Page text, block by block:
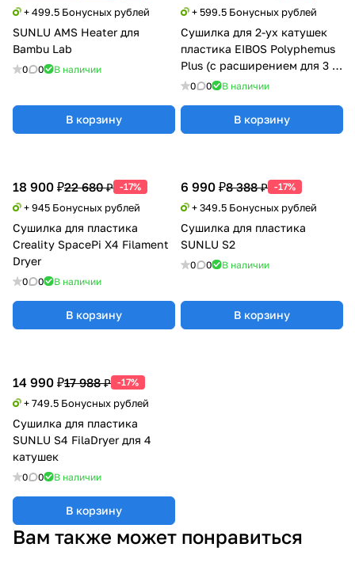
+ 499.5 Бонусных рублей
SUNLU AMS Heater для
Bambu Lab
0 0 В наличии
В корзину
+ 599.5 Бонусных рублей
Сушилка для 2-ух катушек
пластика EIBOS Polyphemus
Plus (с расширением для 3 кг
катушки)
0 0 В наличии
В корзину
18 900 ₽22 680 ₽ -17%
+ 945 Бонусных рублей
Сушилка для пластика
Creality SpacePi X4 Filament
Dryer
0 0 В наличии
В корзину
6 990 ₽8 388 ₽ -17%
+ 349.5 Бонусных рублей
Сушилка для пластика
SUNLU S2
0 0 В наличии
В корзину
14 990 ₽17 988 ₽ -17%
+ 749.5 Бонусных рублей
Сушилка для пластика
SUNLU S4 FilaDryer для 4
катушек
0 0 В наличии
В корзину
Вам также может понравиться